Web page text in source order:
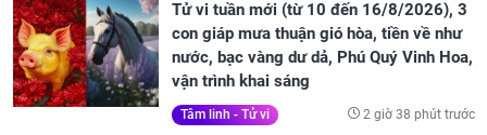
Tử vi tuần mới (từ 10 đến 16/8/2026), 3
con giáp mưa thuận gió hòa, tiền về như
nước, bạc vàng dư dả, Phú Quý Vinh Hoa,
vận trình khai sáng
Tâm linh - Tử vi 2 giờ 38 phút trước